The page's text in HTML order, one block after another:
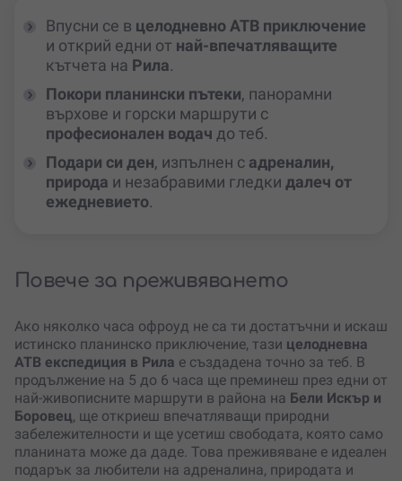
Впусни се в целодневно АТВ приключение
и открий едни от най-впечатляващите
кътчета на Рила.
Покори планински пътеки, панорамни
върхове и горски маршрути с
професионален водач до теб.
Подари си ден, изпълнен с адреналин,
природа и незабравими гледки далеч от
ежедневието.
Повече за преживяването
Ако няколко часа офроуд не са ти достатъчни и искаш
истинско планинско приключение, тази целодневна
АТВ експедиция в Рила е създадена точно за теб. В
продължение на 5 до 6 часа ще преминеш през едни от
най-живописните маршрути в района на Бели Искър и
Боровец, ще откриеш впечатляващи природни
забележителности и ще усетиш свободата, която само
планината може да даде. Това преживяване е идеален
подарък за любители на адреналина, природата и